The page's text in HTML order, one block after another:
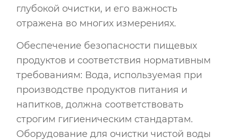
глубокой очистки, и его важность
отражена во многих измерениях.
Обеспечение безопасности пищевых
продуктов и соответствия нормативным
требованиям: Вода, используемая при
производстве продуктов питания и
напитков, должна соответствовать
строгим гигиеническим стандартам.
Оборудование для очистки чистой воды